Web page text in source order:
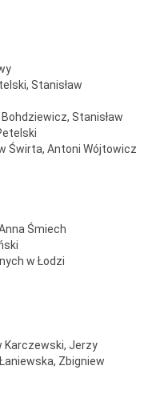
Stanisław
Stanisław
Świrta, Antoni Wójtowicz
Śmiech
w Łodzi
Karczewski, Jerzy
Zbigniew